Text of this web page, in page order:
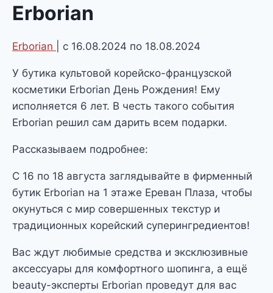
Erborian
Erborian | с 16.08.2024 по 18.08.2024
У бутика культовой корейско-французской
косметики Erborian День Рождения! Ему
исполняется 6 лет. В честь такого события
Erborian решил сам дарить всем подарки.
Рассказываем подробнее:
С 16 по 18 августа заглядывайте в фирменный
бутик Erborian на 1 этаже Ереван Плаза, чтобы
окунуться с мир совершенных текстур и
традиционных корейский суперингредиентов!
Вас ждут любимые средства и эксклюзивные
аксессуары для комфортного шопинга, а ещё
beauty-эксперты Erborian проведут для вас